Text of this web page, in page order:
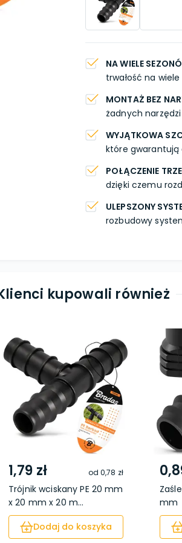
NA WIELE
trwałość na
MONTAŻ BEZ
żadnych
WYJĄTKOWA
które gwarantują
POŁĄCZENIE
dzięki czemu
ULEPSZONY
rozbudowy
kupowali również
1,79 zł od0,78 zł
Trójnik wciskany PE 20 mm
x 20 mm x 20 m...
Dodaj do koszyka
mm